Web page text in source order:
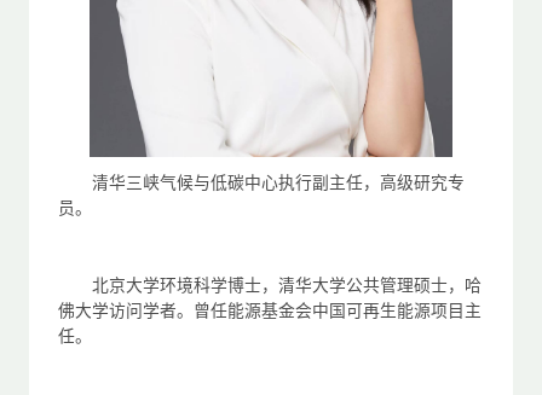
清华三峡气候与低碳中心执行副主任，高级研究专
员。
北京大学环境科学博士，清华大学公共管理硕士，哈
佛大学访问学者。曾任能源基金会中国可再生能源项目主
任。